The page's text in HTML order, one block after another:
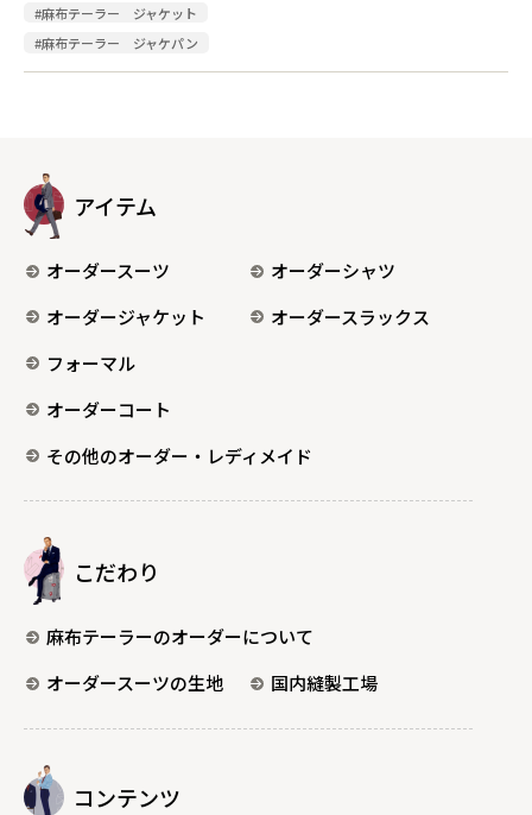
#麻布テーラー ジャケット
#麻布テーラー ジャケパン
アイテム
オーダースーツ
オーダーシャツ
オーダージャケット
オーダースラックス
フォーマル
オーダーコート
その他のオーダー・レディメイド
こだわり
麻布テーラーのオーダーについて
オーダースーツの生地
国内縫製工場
コンテンツ